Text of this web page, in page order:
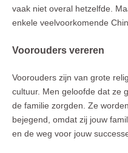
vaak niet overal hetzelfde.
enkele veelvoorkomende
Voorouders vereren
Voorouders zijn van grote
cultuur. Men geloofde dat ze
de familie zorgden. Ze
bejegend, omdat zij jouw
en de weg voor jouw